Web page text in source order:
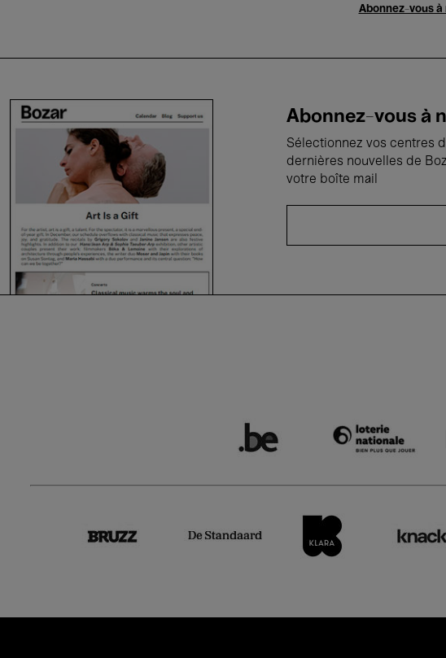
Abonnez-vous
Abonnez-vous à
Sélectionnez vos centres
dernières nouvelles de
votre boîte mail